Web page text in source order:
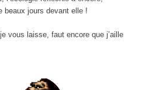
beaux jours devant elle !
vous laisse, faut encore que j’aille